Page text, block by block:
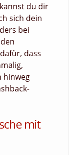
du dir
sich dein
bei
dass
hinweg
mit